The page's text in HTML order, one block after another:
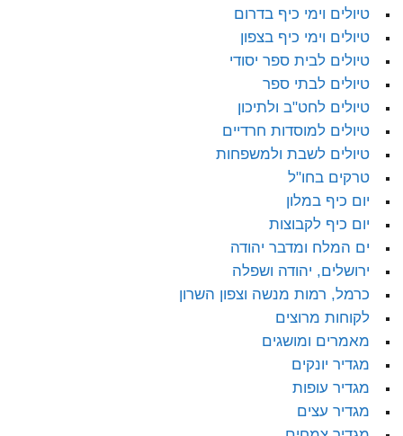
טיולים וימי כיף בדרום
טיולים וימי כיף בצפון
טיולים לבית ספר יסודי
טיולים לבתי ספר
טיולים לחט"ב ולתיכון
טיולים למוסדות חרדיים
טיולים לשבת ולמשפחות
טרקים בחו"ל
יום כיף במלון
יום כיף לקבוצות
ים המלח ומדבר יהודה
ירושלים, יהודה ושפלה
כרמל, רמות מנשה וצפון השרון
לקוחות מרוצים
מאמרים ומושגים
מגדיר יונקים
מגדיר עופות
מגדיר עצים